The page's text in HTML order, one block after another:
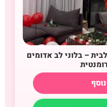
לבית – בלוני לב אדומים